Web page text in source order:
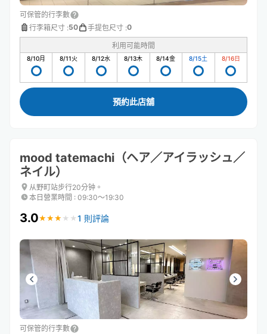
可保管的行李數
行李箱尺寸 :50 手提包尺寸 :0
利用可能時間
8/10月 8/11火 8/12水 8/13木 8/14金 8/15土 8/16日
預約此店舖
mood tatemachi（ヘア／アイラッシュ／
ネイル）
从野町站步行20分钟。
本日營業時間 : 09:30〜19:30
3.0★ ★ ★ ★ ★
★ ★ ★ ★ ★ 1 則評論
可保管的行李數